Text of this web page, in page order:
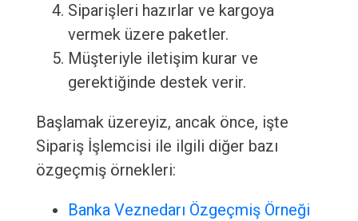
Siparişleri hazırlar ve kargoya
vermek üzere paketler.
Müşteriyle iletişim kurar ve
gerektiğinde destek verir.
Başlamak üzereyiz, ancak önce, işte
Sipariş İşlemcisi ile ilgili diğer bazı
özgeçmiş örnekleri:
Banka Veznedarı Özgeçmiş Örneği